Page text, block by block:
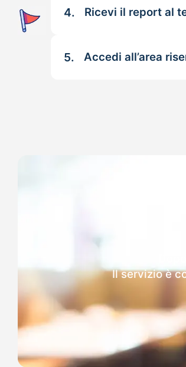
4. Ricevi il report al
5. Accedi all’area
Il servizio è